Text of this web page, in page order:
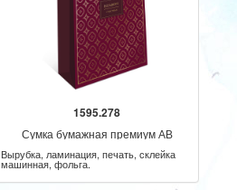
1595.278
Сумка бумажная премиум АВ
Вырубка, ламинация, печать, склейка
машинная, фольга.